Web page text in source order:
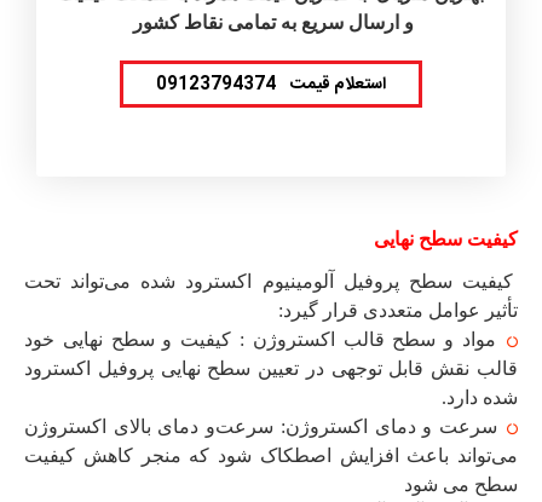
و ارسال سریع به تمامی نقاط کشور
استعلام قیمت
کیفیت سطح نهایی
کیفیت سطح پروفیل آلومینیوم اکسترود شده می‌تواند تحت
تأثیر عوامل متعددی قرار گیرد:
مواد و سطح قالب اکستروژن : کیفیت و سطح نهایی خود
قالب نقش قابل توجهی در تعیین سطح نهایی پروفیل اکسترود
شده دارد.
سرعت و دمای اکستروژن: سرعت‌و دمای بالای اکستروژن
می‌تواند باعث افزایش اصطکاک شود که منجر کاهش کیفیت
سطح می شود